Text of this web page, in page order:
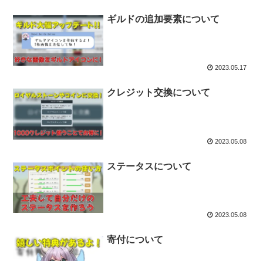
ギルドの追加要素について
2023.05.17
クレジット交換について
2023.05.08
ステータスについて
2023.05.08
寄付について